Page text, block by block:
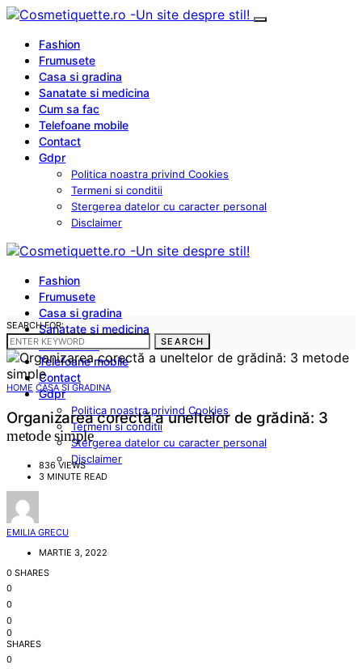
Fashion
Frumusete
Casa si gradina
Sanatate si medicina
Cum sa fac
Telefoane mobile
Contact
Gdpr
Politica noastra privind Cookies
Termeni si conditii
Stergerea datelor cu caracter personal
Disclaimer
Fashion
Frumusete
Casa si gradina
Sanatate si medicina
Cum sa fac
Telefoane mobile
Contact
Gdpr
Politica noastra privind Cookies
Termeni si conditii
Stergerea datelor cu caracter personal
Disclaimer
SEARCH FOR:
SEARCH
HOME CASA SI GRADINA
Organizarea corectă a uneltelor de grădină: 3
metode simple
836 VIEWS
3 MINUTE READ
EMILIA GRECU
MARTIE 3, 2022
0 SHARES
0
0
0
0
SHARES
0